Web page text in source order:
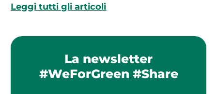
Leggi tutti gli articoli
La newsletter
#WeForGreen #Share